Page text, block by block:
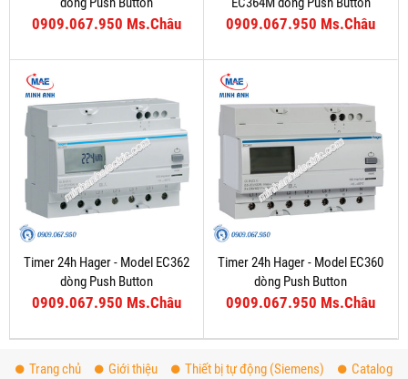
0909.067.950 Ms.Châu 0909.067.950 Ms.Châu
Timer 24h Hager - Model EC362
dòng Push Button
0909.067.950 Ms.Châu
Timer 24h Hager - Model EC360
dòng Push Button
0909.067.950 Ms.Châu
Trang chủ Giới thiệu Thiết bị tự động (Siemens)
Catalog